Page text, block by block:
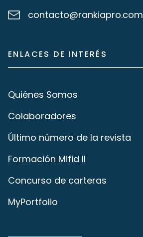
contacto@rankiapro.com
ENLACES DE INTERÉS
Quiénes Somos
Colaboradores
Último número de la revista
Formación Mifid II
Concurso de carteras
MyPortfolio